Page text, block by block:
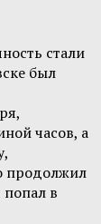
стали
был
часов, а
продолжил
в